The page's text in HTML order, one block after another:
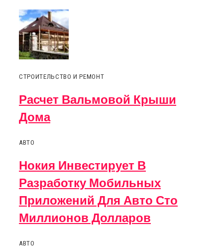
СТРОИТЕЛЬСТВО И РЕМОНТ
Расчет Вальмовой Крыши
Дома
АВТО
Нокия Инвестирует В
Разработку Мобильных
Приложений Для Авто Сто
Миллионов Долларов
АВТО